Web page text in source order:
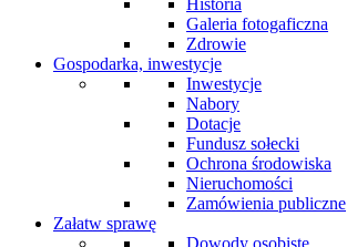
Galeria fotogaficzna
Zdrowie
Gospodarka, inwestycje
Inwestycje
Nabory
Dotacje
Fundusz sołecki
Ochrona środowiska
Nieruchomości
Zamówienia publiczne
Załatw sprawę
Dowody osobiste